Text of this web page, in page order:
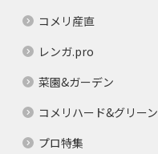
コメリ産直
レンガ.pro
菜園&ガーデン
コメリハード&グリーン
プロ特集